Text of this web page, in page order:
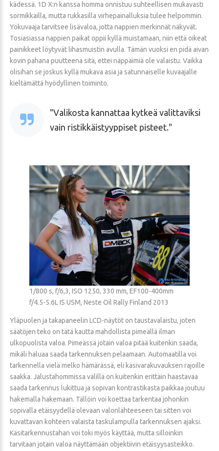
kädessä. 1D X:n kanssa homma onnistuu suhteellisen mukavasti
sormikkailla, mutta rukkasilla virhepainalluksia tulee helpommin.
Yökuvaaja tarvitsee lisävaloa, jotta nappien merkinnät näkyvät.
Tosiasiassa nappien paikat oppii kyllä muistamaan, niin että oikeat
painikkeet löytyvät lihasmuistin avulla. Tämän vuoksi en pidä aivan
kovin pahana puutteena sitä, ettei näppäimiä ole valaistu. Vaikka
olisihan se joskus kyllä mukava asia ja satunnaiselle kuvaajalle
kieltämättä hyödyllinen toiminto.
Valikosta kannattaa kytkeä valittaviksi
vain ristikkäistyyppiset pisteet.
1/800 s, f/6,3, ISO 1250, 330 mm, EF100-400mm
f/4.5-5.6L IS USM, Neste Oil Rally Finland 2013
Yläpuolen ja takapaneelin LCD-näytöt on taustavalaistu, joten
säätöjen teko on tätä kautta mahdollista pimeällä ilman
ulkopuolista valoa. Pimeässä jotain valoa pitää kuitenkin saada,
mikäli haluaa saada tarkennuksen pelaamaan. Automaatilla voi
tarkennella vielä melko hämärässä, eli käsivarakuvauksen rajoille
saakka. Jalustahommissa välillä on kuitenkin erittäin haastavaa
saada tarkennus lukittua ja sopivan kontrastikasta paikkaa joutuu
hakemalla hakemaan. Tällöin voi koettaa tarkentaa johonkin
sopivalla etäisyydellä olevaan valonlähteeseen tai sitten voi
kuvattavan kohteen valaista taskulampulla tarkennuksen ajaksi.
Käsitarkennustahan voi toki myös käyttää, mutta silloinkin
tarvitaan jotain valoa näyttämään objektiivin etäisyysasteikko.